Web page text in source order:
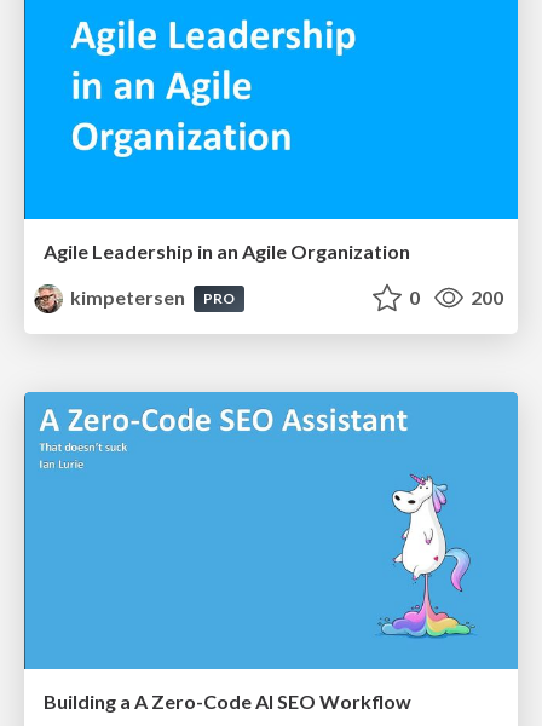
Agile Leadership in an Agile Organization
kimpetersen
PRO 0 200
Building a A Zero-Code AI SEO Workflow